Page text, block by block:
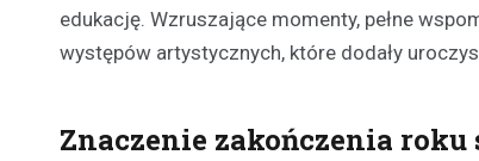
edukację. Wzruszające momenty, pełne
występów artystycznych, które dodały
Znaczenie zakończenia roku